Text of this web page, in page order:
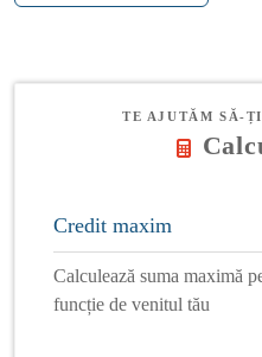
TE AJUTĂM SĂ-
Credit maxim
Calculează suma maximă
funcție de venitul tău